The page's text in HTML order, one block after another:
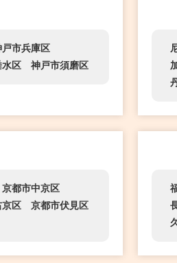
戸市兵庫区
水区 神戸市須磨区
京都市中京区
京区
京都市伏見区